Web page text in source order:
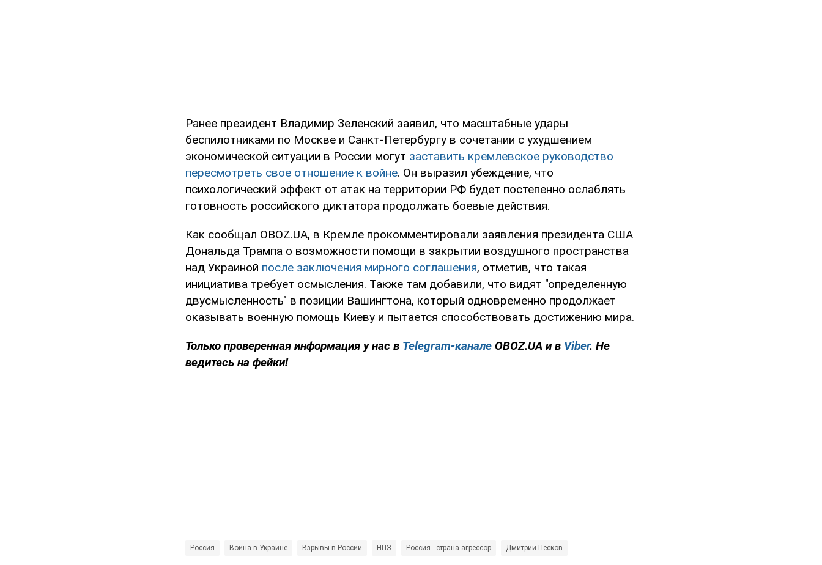
Ранее президент Владимир Зеленский заявил, что масштабные удары
беспилотниками по Москве и Санкт-Петербургу в сочетании с ухудшением
экономической ситуации в России могут заставить кремлевское руководство
пересмотреть свое отношение к войне. Он выразил убеждение, что
психологический эффект от атак на территории РФ будет постепенно ослаблять
готовность российского диктатора продолжать боевые действия.
Как сообщал OBOZ.UA, в Кремле прокомментировали заявления президента США
Дональда Трампа о возможности помощи в закрытии воздушного пространства
над Украиной после заключения мирного соглашения, отметив, что такая
инициатива требует осмысления. Также там добавили, что видят "определенную
двусмысленность" в позиции Вашингтона, который одновременно продолжает
оказывать военную помощь Киеву и пытается способствовать достижению мира.
Только проверенная информация у нас в Telegram-канале OBOZ.UA и в Viber. Не
ведитесь на фейки!
Россия Война в Украине Взрывы в России НПЗ Россия - страна-агрессор Дмитрий Песков